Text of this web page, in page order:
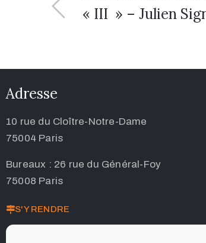
« III » – Julien
Adresse
10 rue du Cloître-Notre-Dame
75004 Paris
Bureaux : 26 rue du Général-Foy
75008 Paris
S'Y RENDRE